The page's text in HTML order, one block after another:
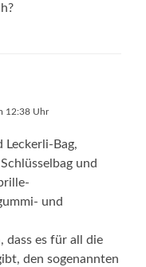
12:38 Uhr
Leckerli-Bag,
und
und
dass es für all die
den sogenannten